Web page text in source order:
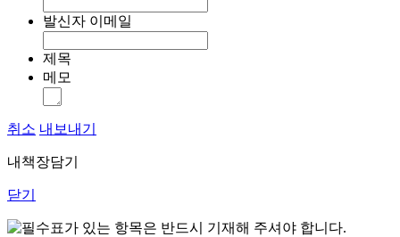
발신자 이메일
제목
메모
취소 내보내기
내책장담기
닫기
표가 있는 항목은 반드시 기재해 주셔야 합니다.